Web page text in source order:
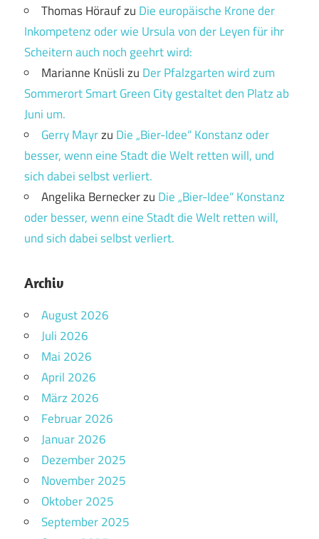
Thomas Höraufzu Die europäische Krone der
Inkompetenz oder wie Ursula von der Leyen für ihr
Scheitern auch noch geehrt wird:
Marianne Knüslizu Der Pfalzgarten wird zum
Sommerort Smart Green City gestaltet den Platz ab
Juni um.
Gerry Mayrzu Die „Bier-Idee“ Konstanz oder
besser, wenn eine Stadt die Welt retten will, und
sich dabei selbst verliert.
Angelika Berneckerzu Die „Bier-Idee“ Konstanz
oder besser, wenn eine Stadt die Welt retten will,
und sich dabei selbst verliert.
Archiv
August 2026
Juli 2026
Mai 2026
April 2026
März 2026
Februar 2026
Januar 2026
Dezember 2025
November 2025
Oktober 2025
September 2025